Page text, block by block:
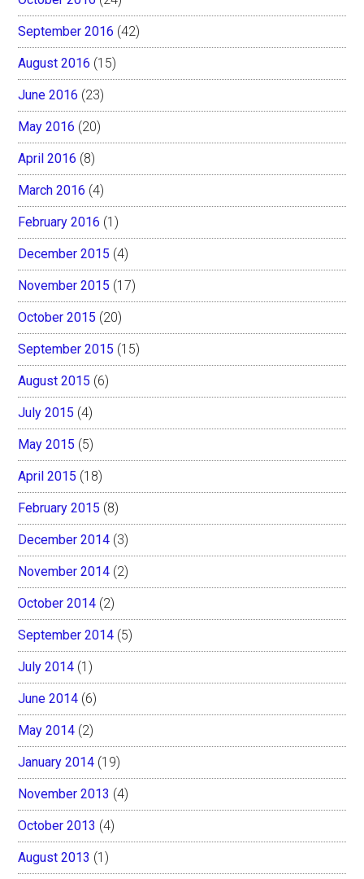
September 2016 (42)
August 2016 (15)
June 2016 (23)
May 2016 (20)
April 2016 (8)
March 2016 (4)
February 2016 (1)
December 2015 (4)
November 2015 (17)
October 2015 (20)
September 2015 (15)
August 2015 (6)
July 2015 (4)
May 2015 (5)
April 2015 (18)
February 2015 (8)
December 2014 (3)
November 2014 (2)
October 2014 (2)
September 2014 (5)
July 2014 (1)
June 2014 (6)
May 2014 (2)
January 2014 (19)
November 2013 (4)
October 2013 (4)
August 2013 (1)